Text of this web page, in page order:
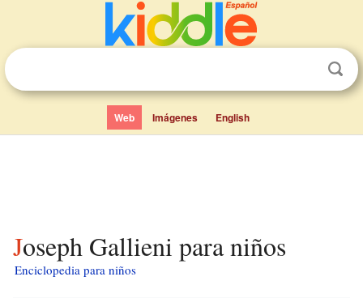
Web Imágenes English
Joseph Gallieni para niños
Enciclopedia para niños